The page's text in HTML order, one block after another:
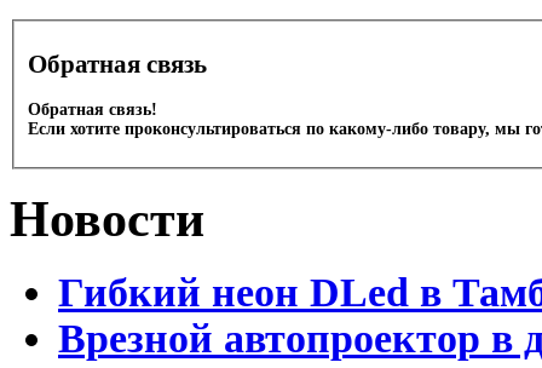
Обратная связь
Обратная связь!
Если хотите проконсультироваться по какому-либо товару, мы
Новости
Гибкий неон DLed в
Врезной автопроектор в